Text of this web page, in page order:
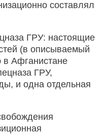
составлял
ГРУ: настоящие
(в описываемый
в Афганистане
ГРУ,
и одна отдельная